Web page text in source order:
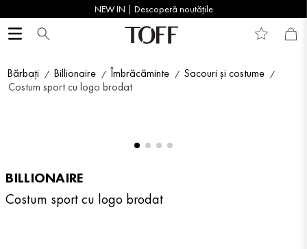
NEW IN | Descoperă noutățile
Bărbați Billionaire Îmbrăcăminte
Sacouri și costume
Costum sport cu logo brodat
BILLIONAIRE
Costum sport cu logo brodat